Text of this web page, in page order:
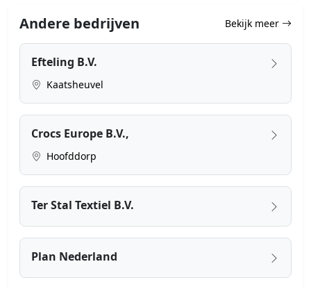
Andere bedrijven Bekijk meer
Efteling B.V.
Kaatsheuvel
Crocs Europe B.V.,
Hoofddorp
Ter Stal Textiel B.V.
Plan Nederland